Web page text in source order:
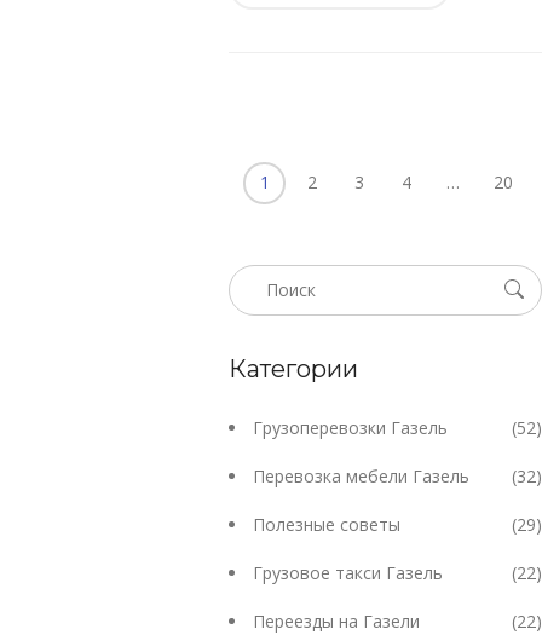
1 2 3 4 … 20
Категории
Грузоперевозки Газель (52)
Перевозка мебели Газель (32)
Полезные советы (29)
Грузовое такси Газель (22)
Переезды на Газели (22)